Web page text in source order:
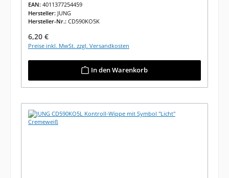
EAN: 4011377254459
Hersteller: JUNG
Hersteller-Nr.: CD590KO5K
Regulärer Preis:
6,20 €
Preise inkl. MwSt. zzgl. Versandkosten
In den Warenkorb